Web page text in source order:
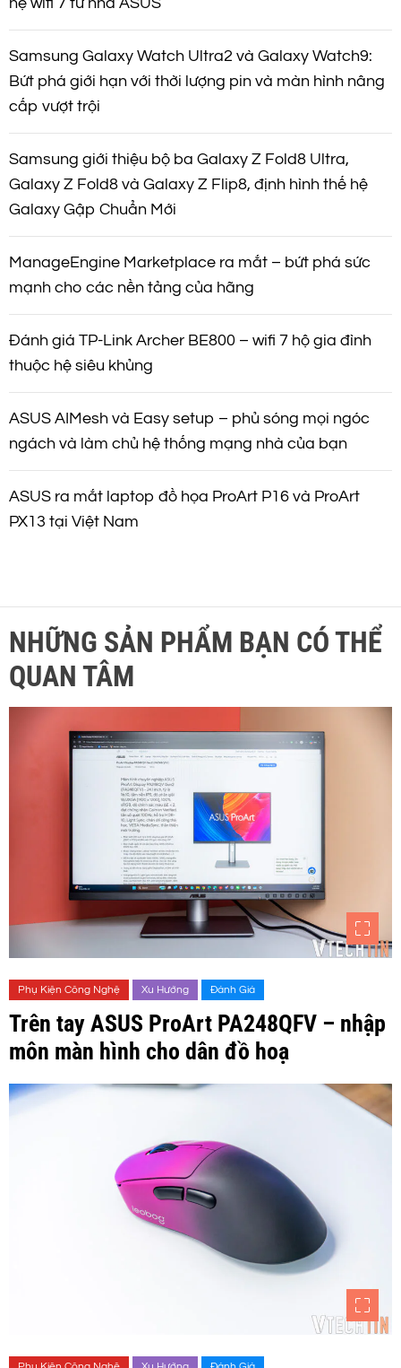
hệ wifi 7 từ nhà ASUS
Samsung Galaxy Watch Ultra2 và Galaxy Watch9:
Bứt phá giới hạn với thời lượng pin và màn hình nâng
cấp vượt trội
Samsung giới thiệu bộ ba Galaxy Z Fold8 Ultra,
Galaxy Z Fold8 và Galaxy Z Flip8, định hình thế hệ
Galaxy Gập Chuẩn Mới
ManageEngine Marketplace ra mắt – bứt phá sức
mạnh cho các nền tảng của hãng
Đánh giá TP-Link Archer BE800 – wifi 7 hộ gia đình
thuộc hệ siêu khủng
ASUS AIMesh và Easy setup – phủ sóng mọi ngóc
ngách và làm chủ hệ thống mạng nhà của bạn
ASUS ra mắt laptop đồ họa ProArt P16 và ProArt
PX13 tại Việt Nam
NHỮNG SẢN PHẨM BẠN CÓ THỂ
QUAN TÂM
Phụ Kiện Công Nghệ Xu Hướng Đánh Giá
Trên tay ASUS ProArt PA248QFV – nhập
môn màn hình cho dân đồ hoạ